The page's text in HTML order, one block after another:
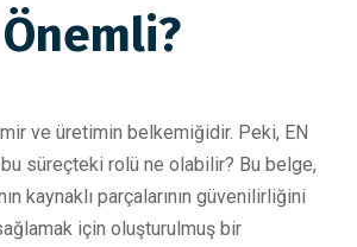
ve üretimin belkemiğidir. Peki, EN
süreçteki rolü ne olabilir? Bu belge,
kaynaklı parçalarının güvenilirliğini
sağlamak için oluşturulmuş bir